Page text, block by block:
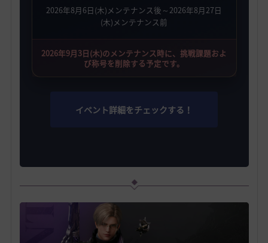
2026年8月6日(木)メンテナンス後～2026年8月27日
(木)メンテナンス前
2026年9月3日(木)のメンテナンス時に、挑戦課題およ
び称号を削除する予定です。
イベント詳細をチェックする！